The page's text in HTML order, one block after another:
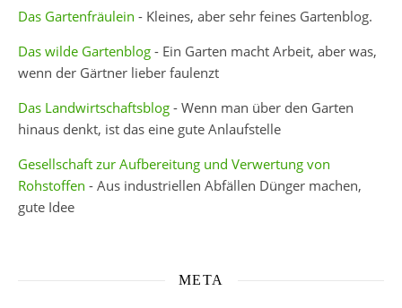
Das Gartenfräulein - Kleines, aber sehr feines Gartenblog.
Das wilde Gartenblog - Ein Garten macht Arbeit, aber was,
wenn der Gärtner lieber faulenzt
Das Landwirtschaftsblog - Wenn man über den Garten
hinaus denkt, ist das eine gute Anlaufstelle
Gesellschaft zur Aufbereitung und Verwertung von
Rohstoffen - Aus industriellen Abfällen Dünger machen,
gute Idee
META